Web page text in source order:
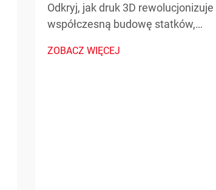
Odkryj, jak druk 3D rewolucjonizuje
współczesną budowę statków,
obniżając koszty i umożliwiając
ZOBACZ WIĘCEJ